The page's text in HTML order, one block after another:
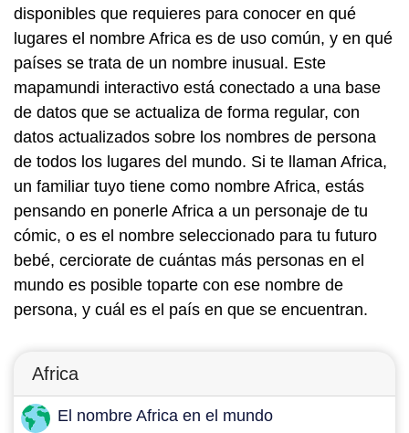
disponibles que requieres para conocer en qué
lugares el nombre Africa es de uso común, y en qué
países se trata de un nombre inusual. Este
mapamundi interactivo está conectado a una base
de datos que se actualiza de forma regular, con
datos actualizados sobre los nombres de persona
de todos los lugares del mundo. Si te llaman Africa,
un familiar tuyo tiene como nombre Africa, estás
pensando en ponerle Africa a un personaje de tu
cómic, o es el nombre seleccionado para tu futuro
bebé, cerciorate de cuántas más personas en el
mundo es posible toparte con ese nombre de
persona, y cuál es el país en que se encuentran.
Africa
El nombre Africa en el mundo